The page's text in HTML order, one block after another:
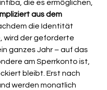
die es ermöglichen,
aus dem
die Identität
wird der geforderte
ganzes Jahr – auf das
am Sperrkonto ist,
bleibt. Erst nach
werden monatlich